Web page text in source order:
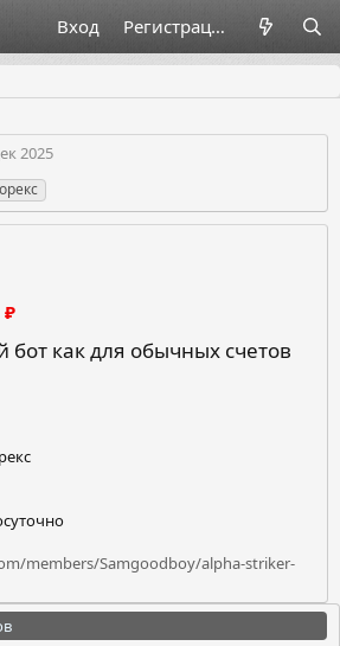
Вход Регистрация
2025
₽
как для обычных счетов
members/Samgoodboy/alpha-striker-